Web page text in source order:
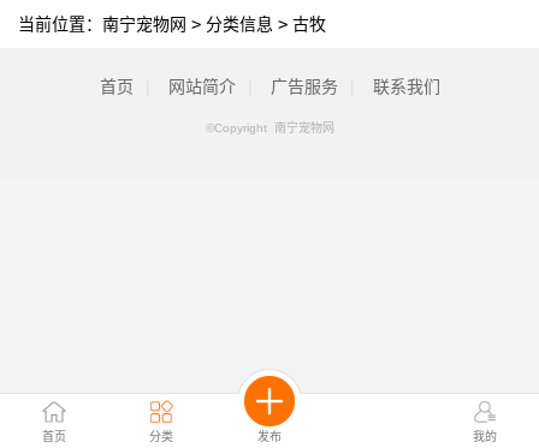
首页 分类 发布 我的
当前位置： 南宁宠物网 > 分类信息 > 古牧
首页 网站简介 广告服务 联系我们
©Copyright 南宁宠物网